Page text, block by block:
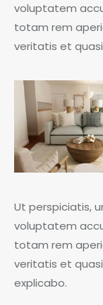
voluptatem
totam rem
veritatis et
Ut perspiciatis,
voluptatem
totam rem
veritatis et
explicabo.